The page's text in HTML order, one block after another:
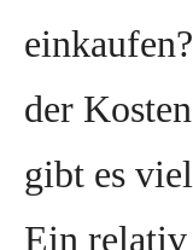
der
gibt es
Ein